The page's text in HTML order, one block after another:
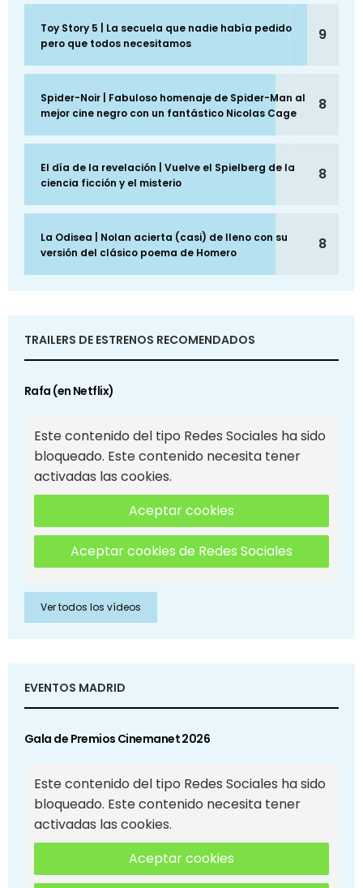
Toy Story 5 | La secuela que nadie había pedido
pero que todos necesitamos
9
Spider-Noir | Fabuloso homenaje de Spider-Man al
mejor cine negro con un fantástico Nicolas Cage
8
El día de la revelación | Vuelve el Spielberg de la
ciencia ficción y el misterio
8
La Odisea | Nolan acierta (casi) de lleno con su
versión del clásico poema de Homero
8
TRAILERS DE ESTRENOS RECOMENDADOS
Rafa (en Netflix)
Este contenido del tipo Redes Sociales ha sido
bloqueado. Este contenido necesita tener
activadas las cookies.
Aceptar cookies
Aceptar cookies de Redes Sociales
Ver todos los vídeos
EVENTOS MADRID
Gala de Premios Cinemanet 2026
Este contenido del tipo Redes Sociales ha sido
bloqueado. Este contenido necesita tener
activadas las cookies.
Aceptar cookies